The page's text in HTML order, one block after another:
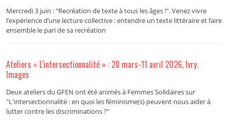
Mercredi 3 juin : "Recréation de texte à tous les âges !". Venez vivre
l’expérience d’une lecture collective : entendre un texte littéraire et faire
ensemble le pari de sa recréation
Ateliers « L’intersectionnalité » : 28 mars-11 avril 2026, Ivry.
Images
Deux ateliers du GFEN ont été animés à Femmes Solidaires sur
"L'intersectionnalité : en quoi les féminisme(s) peuvent nous aider à
lutter contre les discriminations ?"